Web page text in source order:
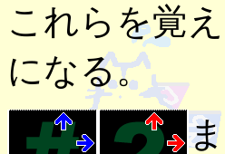
これらを覚
になる。